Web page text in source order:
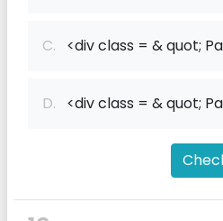
C. <div class = & quot;
D. <div class = & quot;